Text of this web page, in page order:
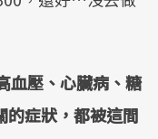
血壓、心臟病、糖
的症狀，都被這間